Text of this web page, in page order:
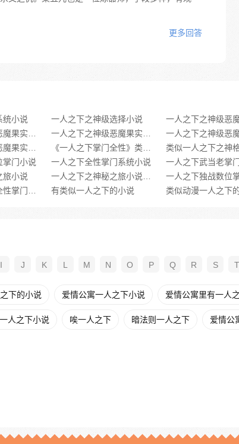
更多回答
统小说 一人之下之神级选择小说
掌门小说 一人之下全性掌门系统小说
旅小说
有类似一人之下的小说 类似动漫一人之下
I J K L M N O P Q R S T
下的小说 爱情公寓一人之下小说 爱情公寓里有一人
人之下小说 唉一人之下 暗法则一人之下 爱情公